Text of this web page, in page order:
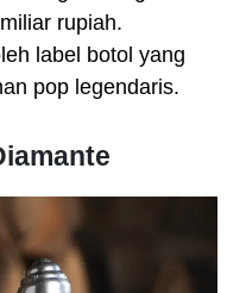
rupiah.
label botol yang
pop legendaris.